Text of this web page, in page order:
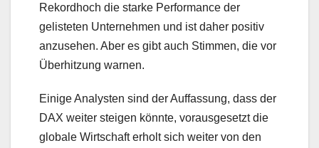
Rekordhoch die starke Performance der
gelisteten Unternehmen und ist daher positiv
anzusehen. Aber es gibt auch Stimmen, die vor
Überhitzung warnen.
Einige Analysten sind der Auffassung, dass der
DAX weiter steigen könnte, vorausgesetzt die
globale Wirtschaft erholt sich weiter von den